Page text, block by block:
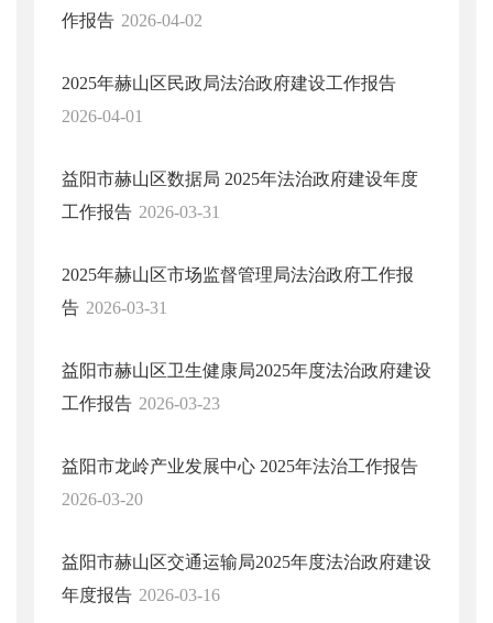
作报告 2026-04-02
2025年赫山区民政局法治政府建设工作报告
2026-04-01
益阳市赫山区数据局 2025年法治政府建设年度
工作报告 2026-03-31
2025年赫山区市场监督管理局法治政府工作报
告 2026-03-31
益阳市赫山区卫生健康局2025年度法治政府建设
工作报告 2026-03-23
益阳市龙岭产业发展中心 2025年法治工作报告
2026-03-20
益阳市赫山区交通运输局2025年度法治政府建设
年度报告 2026-03-16